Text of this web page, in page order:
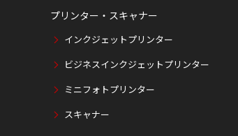
プリンター・スキャナー
インクジェットプリンター
ビジネスインクジェットプリンター
ミニフォトプリンター
スキャナー